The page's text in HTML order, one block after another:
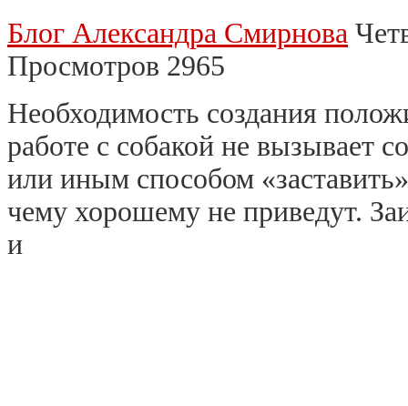
Блог Александра Смирнова
Просмотров 2965
Необходимость создания
работе с собакой не вызывает
или иным способом
чему хорошему не приведут.
и